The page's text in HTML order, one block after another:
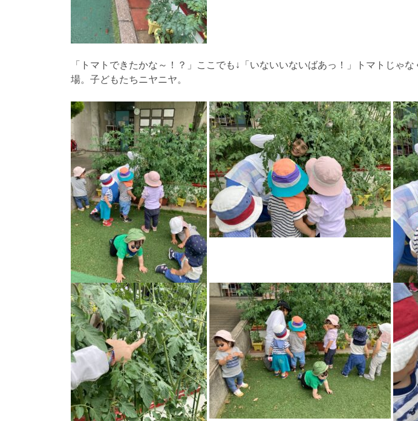
「トマトできたかな～！？」ここでも↓「いないいないばあっ！」トマトじゃ
場。子どもたちニヤニヤ。